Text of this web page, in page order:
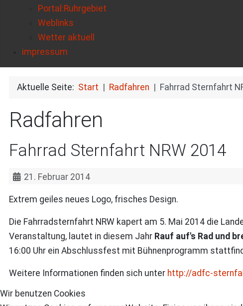
Portal:Ruhrgebiet
Weblinks
Wetter aktuell
impressum
Aktuelle Seite: Start Radfahren Fahrrad Sternfahrt
Radfahren
Fahrrad Sternfahrt NRW 2014
21. Februar 2014
Extrem geiles neues Logo, frisches Design.
Die Fahrradsternfahrt NRW kapert am 5. Mai 2014 die
Veranstaltung, lautet in diesem Jahr Rauf auf's Rad und
16:00 Uhr ein Abschlussfest mit Bühnenprogramm
Weitere Informationen finden sich unter http://adfc-
Wir benutzen Cookies